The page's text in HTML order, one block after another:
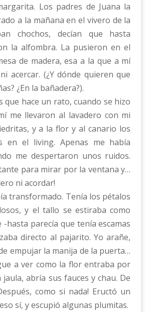
Los padres de Juana la
a la mañana en el vivero de la
chochos, decían que hasta
la alfombra. La pusieron en el
de madera, esa a la que a mí
acercar. (¿Y dónde quieren que
¿En la bañadera?).
que hace un rato, cuando se hizo
me llevaron al lavadero con mi
y a la flor y al canario los
en el living. Apenas me había
me despertaron unos ruidos.
para mirar por la ventana y…
ni acordar!
transformado. Tenía los pétalos
y el tallo se estiraba como
hasta parecía que tenía escamas
directo al pajarito. Yo arañe,
empujar la manija de la puerta…
a ver como la flor entraba por
jaula, abría sus fauces y chau. De
como si nada! Eructó un
sí, y escupió algunas plumitas.